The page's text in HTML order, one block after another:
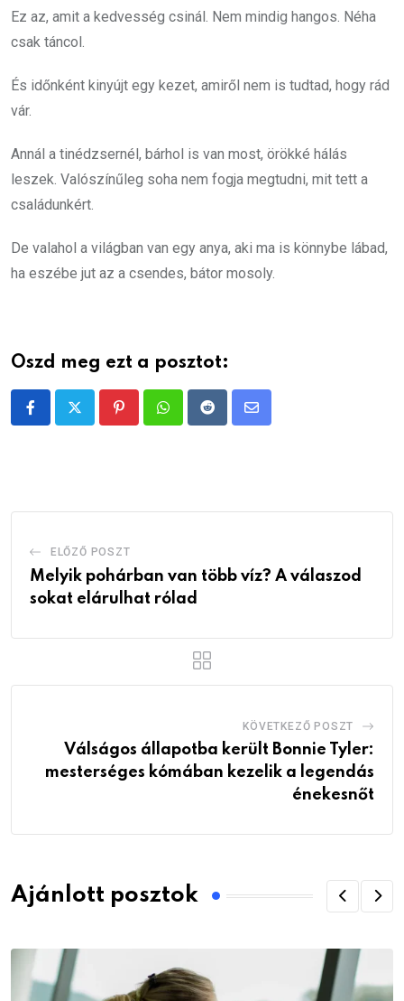
Ez az, amit a kedvesség csinál. Nem mindig hangos. Néha
csak táncol.
És időnként kinyújt egy kezet, amiről nem is tudtad, hogy rád
vár.
Annál a tinédzsernél, bárhol is van most, örökké hálás
leszek. Valószínűleg soha nem fogja megtudni, mit tett a
családunkért.
De valahol a világban van egy anya, aki ma is könnybe lábad,
ha eszébe jut az a csendes, bátor mosoly.
Oszd meg ezt a posztot:
PinterestWhatsappRedditShare
ELŐZŐ POSZT
Melyik pohárban van több víz? A válaszod
sokat elárulhat rólad
KÖVETKEZŐ POSZT
Válságos állapotba került Bonnie Tyler:
mesterséges kómában kezelik a legendás
énekesnőt
Ajánlott posztok